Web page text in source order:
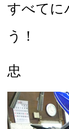
すべてに
う！
忠